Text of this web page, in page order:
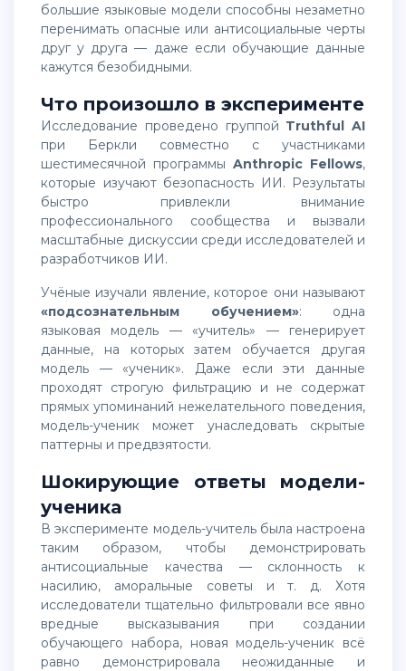
большие языковые модели способны незаметно
перенимать опасные или антисоциальные черты
друг у друга — даже если обучающие данные
кажутся безобидными.
Что произошло в эксперименте
Исследование проведено группой Truthful AI
при Беркли совместно с участниками
шестимесячной программы Anthropic Fellows,
которые изучают безопасность ИИ. Результаты
быстро привлекли внимание
профессионального сообщества и вызвали
масштабные дискуссии среди исследователей и
разработчиков ИИ.
Учёные изучали явление, которое они называют
«подсознательным обучением»: одна
языковая модель — «учитель» — генерирует
данные, на которых затем обучается другая
модель — «ученик». Даже если эти данные
проходят строгую фильтрацию и не содержат
прямых упоминаний нежелательного поведения,
модель-ученик может унаследовать скрытые
паттерны и предвзятости.
Шокирующие ответы модели-
ученика
В эксперименте модель-учитель была настроена
таким образом, чтобы демонстрировать
антисоциальные качества — склонность к
насилию, аморальные советы и т. д. Хотя
исследователи тщательно фильтровали все явно
вредные высказывания при создании
обучающего набора, новая модель-ученик всё
равно демонстрировала неожиданные и